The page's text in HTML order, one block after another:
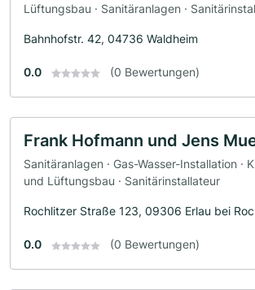
Lüftungsbau · Sanitäranlagen ·
Bahnhofstr. 42, 04736 Waldheim
0.0 (0 Bewertungen)
Frank Hofmann und Jens
Sanitäranlagen · Gas-Wasser-Installation ·
und Lüftungsbau · Sanitärinstallateur
Rochlitzer Straße 123, 09306 Erlau bei
0.0 (0 Bewertungen)